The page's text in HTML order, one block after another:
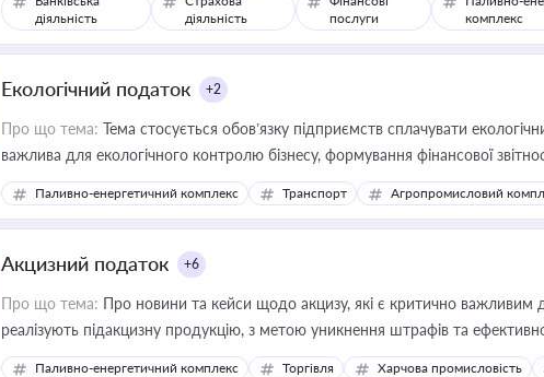
діяльність
діяльність
послуги
комплекс
Екологічний податок +2
Про що тема: Тема стосується обов’язку підприємств сплачувати
важлива для екологічного контролю бізнесу, формування фінансової
законодавства
Паливно-енергетичний комплекс Транспорт Агропромисловий
Акцизний податок +6
Про що тема: Про новини та кейси щодо акцизу, які є критично важливим
реалізують підакцизну продукцію, з метою уникнення штрафів та
Паливно-енергетичний комплекс Торгівля Харчова промисловість